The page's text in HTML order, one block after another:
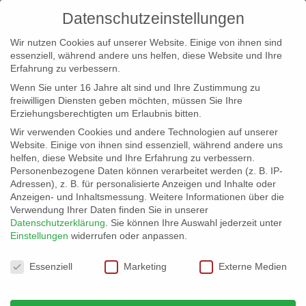
info@erfolgreich-events.de
+4940 46 777 230
00456_gr_001
Datenschutzeinstellungen
Wir nutzen Cookies auf unserer Website. Einige von ihnen sind
essenziell, während andere uns helfen, diese Website und Ihre
Erfahrung zu verbessern.
Wenn Sie unter 16 Jahre alt sind und Ihre Zustimmung zu
freiwilligen Diensten geben möchten, müssen Sie Ihre
Erziehungsberechtigten um Erlaubnis bitten.
Wir verwenden Cookies und andere Technologien auf unserer
Website. Einige von ihnen sind essenziell, während andere uns
helfen, diese Website und Ihre Erfahrung zu verbessern.
Personenbezogene Daten können verarbeitet werden (z. B. IP-
Adressen), z. B. für personalisierte Anzeigen und Inhalte oder
Anzeigen- und Inhaltsmessung. Weitere Informationen über die
Verwendung Ihrer Daten finden Sie in unserer
Datenschutzerklärung
Sie können Ihre Auswahl jederzeit unter
Einstellungen widerrufen oder anpassen.
Datenschutzeinstellungen
Essenziell Marketing Externe Medien